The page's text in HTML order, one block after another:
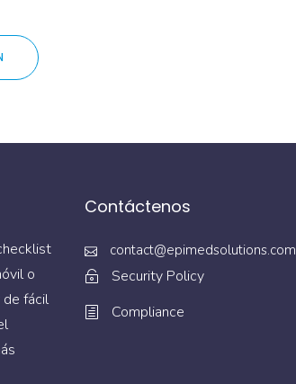
o
fácil
Contáctenos
contact@epimedsolutions.com
Security Policy
Compliance